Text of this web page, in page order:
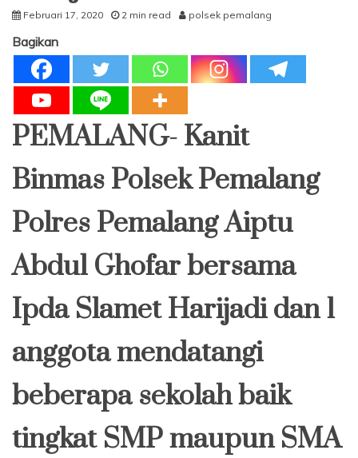
Februari 17, 2020 2 min read polsek pemalang
Bagikan
PEMALANG- Kanit
Binmas Polsek Pemalang
Polres Pemalang Aiptu
Abdul Ghofar bersama
Ipda Slamet Harijadi dan 1
anggota mendatangi
beberapa sekolah baik
tingkat SMP maupun SMA